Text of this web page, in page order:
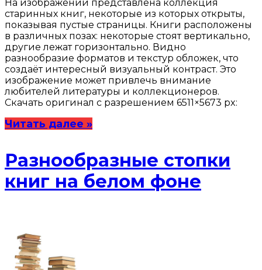
На изображении представлена коллекция
старинных книг, некоторые из которых открыты,
показывая пустые страницы. Книги расположены
в различных позах: некоторые стоят вертикально,
другие лежат горизонтально. Видно
разнообразие форматов и текстур обложек, что
создаёт интересный визуальный контраст. Это
изображение может привлечь внимание
любителей литературы и коллекционеров.
Скачать оригинал с разрешением 6511×5673 px:
Читать далее »
Разнообразные стопки
книг на белом фоне